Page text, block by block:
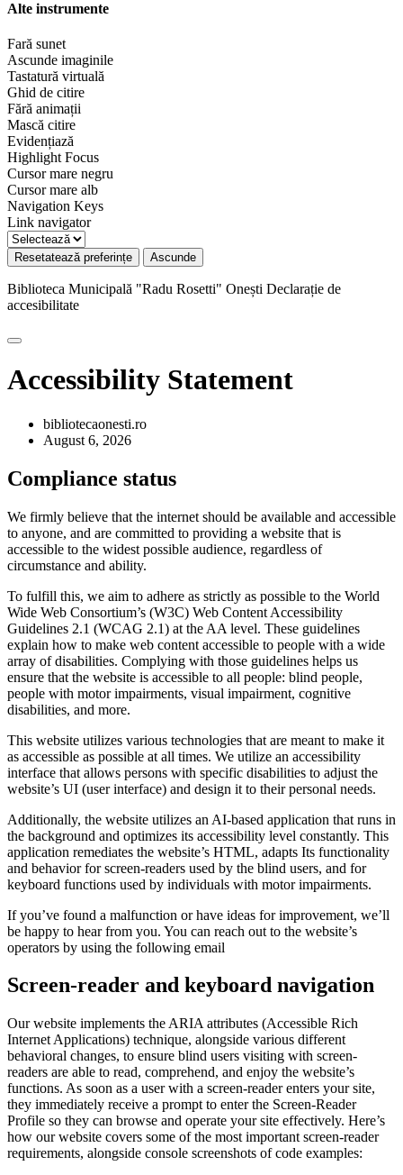
Alte instrumente
Fară sunet
Ascunde imaginile
Tastatură virtuală
Ghid de citire
Fără animații
Mască citire
Evidențiază
Highlight Focus
Cursor mare negru
Cursor mare alb
Navigation Keys
Link navigator
Resetatează preferințe Ascunde
Biblioteca Municipală "Radu Rosetti" Onești Declarație de
accesibilitate
Accessibility Statement
bibliotecaonesti.ro
August 6, 2026
Compliance status
We firmly believe that the internet should be available and accessible
to anyone, and are committed to providing a website that is
accessible to the widest possible audience, regardless of
circumstance and ability.
To fulfill this, we aim to adhere as strictly as possible to the World
Wide Web Consortium’s (W3C) Web Content Accessibility
Guidelines 2.1 (WCAG 2.1) at the AA level. These guidelines
explain how to make web content accessible to people with a wide
array of disabilities. Complying with those guidelines helps us
ensure that the website is accessible to all people: blind people,
people with motor impairments, visual impairment, cognitive
disabilities, and more.
This website utilizes various technologies that are meant to make it
as accessible as possible at all times. We utilize an accessibility
interface that allows persons with specific disabilities to adjust the
website’s UI (user interface) and design it to their personal needs.
Additionally, the website utilizes an AI-based application that runs in
the background and optimizes its accessibility level constantly. This
application remediates the website’s HTML, adapts Its functionality
and behavior for screen-readers used by the blind users, and for
keyboard functions used by individuals with motor impairments.
If you’ve found a malfunction or have ideas for improvement, we’ll
be happy to hear from you. You can reach out to the website’s
operators by using the following email
Screen-reader and keyboard navigation
Our website implements the ARIA attributes (Accessible Rich
Internet Applications) technique, alongside various different
behavioral changes, to ensure blind users visiting with screen-
readers are able to read, comprehend, and enjoy the website’s
functions. As soon as a user with a screen-reader enters your site,
they immediately receive a prompt to enter the Screen-Reader
Profile so they can browse and operate your site effectively. Here’s
how our website covers some of the most important screen-reader
requirements, alongside console screenshots of code examples: